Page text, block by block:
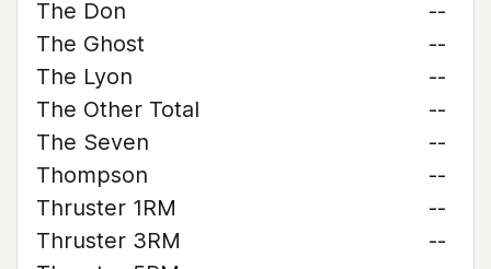
The Don
--
The Ghost
--
The Lyon
--
The Other Total
--
The Seven
--
Thompson
--
Thruster 1RM
--
Thruster 3RM
--